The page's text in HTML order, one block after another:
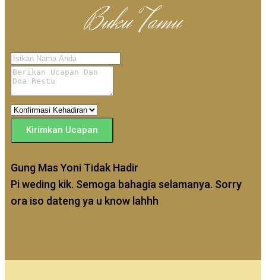
Buku Tamu
Kirimkan Ucapan
Gung Mas Yoni Tidak Hadir
Pi weding kik. Semoga bahagia selamanya. Sorry
ora iso dateng ya u know lahhh